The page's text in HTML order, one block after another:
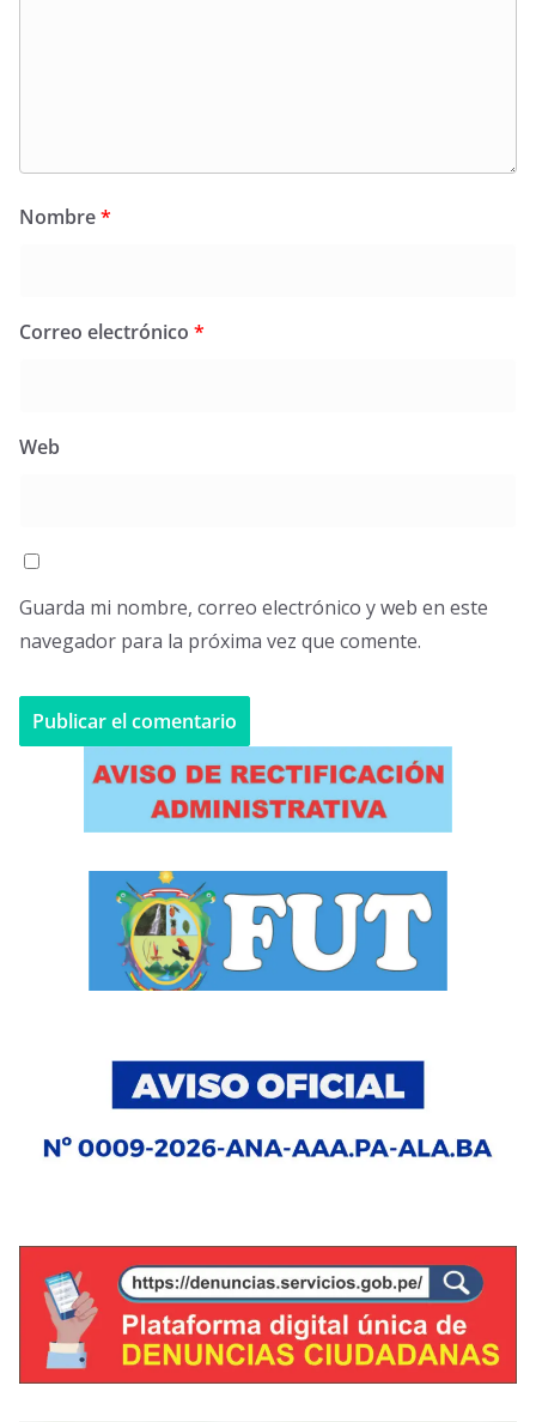
Nombre*
Correo electrónico *
Web
Guarda mi nombre, correo electrónico y web en este
navegador para la próxima vez que comente.